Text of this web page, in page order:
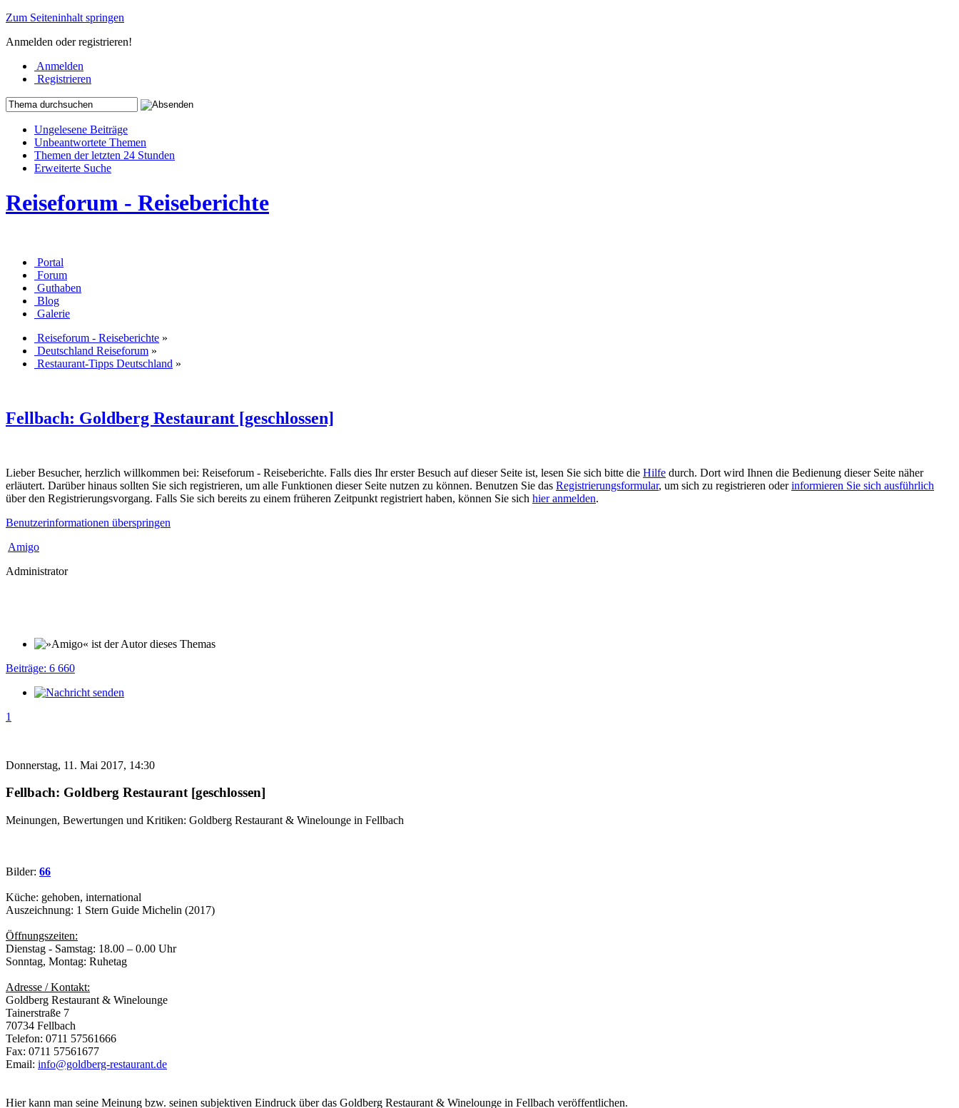
Zum Seiteninhalt springen
Anmelden oder registrieren!
Anmelden
Registrieren
Ungelesene Beiträge
Unbeantwortete Themen
Themen der letzten 24 Stunden
Erweiterte Suche
Reiseforum - Reiseberichte
Portal
Forum
Guthaben
Blog
Galerie
Reiseforum - Reiseberichte »
Deutschland Reiseforum »
Restaurant-Tipps Deutschland »
Fellbach: Goldberg Restaurant [geschlossen]
Lieber Besucher, herzlich willkommen bei: Reiseforum - Reiseberichte. Falls dies Ihr erster Besuch auf dieser Seite ist, lesen Sie sich bitte die Hilfe durch. Dort wird Ihnen die Bedienung dieser Seite näher
erläutert. Darüber hinaus sollten Sie sich registrieren, um alle Funktionen dieser Seite nutzen zu können. Benutzen Sie das Registrierungsformular, um sich zu registrieren oderinformieren Sie sich ausführlich
über den Registrierungsvorgang. Falls Sie sich bereits zu einem früheren Zeitpunkt registriert haben, können Sie sich hier anmelden.
Benutzerinformationen überspringen
Amigo
Administrator
Beiträge: 6 660
1
Donnerstag, 11. Mai 2017, 14:30
Fellbach: Goldberg Restaurant [geschlossen]
Meinungen, Bewertungen und Kritiken: Goldberg Restaurant & Winelounge in Fellbach
Bilder: 66
Küche: gehoben, international
Auszeichnung: 1 Stern Guide Michelin (2017)
Öffnungszeiten:
Dienstag - Samstag: 18.00 – 0.00 Uhr
Sonntag, Montag: Ruhetag
Adresse / Kontakt:
Goldberg Restaurant & Winelounge
Tainerstraße 7
70734 Fellbach
Telefon: 0711 57561666
Fax: 0711 57561677
Email: info@goldberg-restaurant.de
Hier kann man seine Meinung bzw. seinen subjektiven Eindruck über das Goldberg Restaurant & Winelounge in Fellbach veröffentlichen.